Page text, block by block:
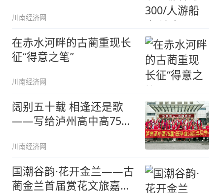
川南经济网
在赤水河畔的古蔺重现长
征“得意之笔”
川南经济网
阔别五十载 相逢还是歌
——写给泸州高中高75届
川南经济网
国潮谷韵·花开金兰——古
蔺金兰首届赏花文旅嘉年